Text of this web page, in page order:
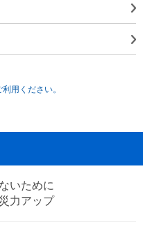
用ください。
いために
力アップ